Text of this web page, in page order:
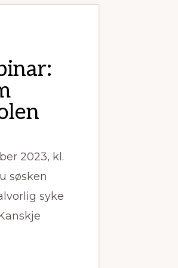
2023, kl.
søsken
syke